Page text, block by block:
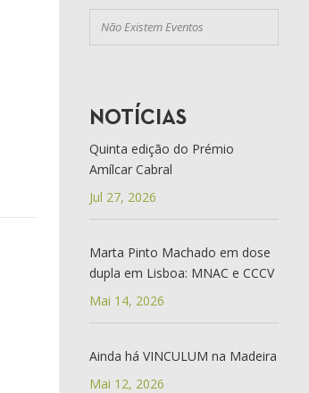
Não Existem Eventos
NOTÍCIAS
Quinta edição do Prémio
Amílcar Cabral
Jul 27, 2026
Marta Pinto Machado em dose
dupla em Lisboa: MNAC e CCCV
Mai 14, 2026
Ainda há VINCULUM na Madeira
Mai 12, 2026